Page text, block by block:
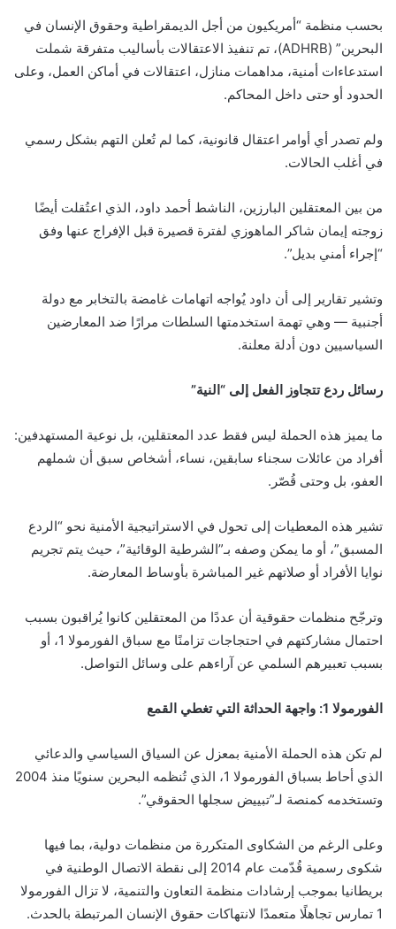
بحسب منظمة “أمريكيون من أجل الديمقراطية وحقوق الإنسان في
البحرين” (ADHRB)، تم تنفيذ الاعتقالات بأساليب متفرقة شملت
استدعاءات أمنية، مداهمات منازل، اعتقالات في أماكن العمل، وعلى
الحدود أو حتى داخل المحاكم.
ولم تصدر أي أوامر اعتقال قانونية، كما لم تُعلن التهم بشكل رسمي
في أغلب الحالات.
من بين المعتقلين البارزين، الناشط أحمد داود، الذي اعتُقلت أيضًا
زوجته إيمان شاكر الماهوزي لفترة قصيرة قبل الإفراج عنها وفق
“إجراء أمني بديل”.
وتشير تقارير إلى أن داود يُواجه اتهامات غامضة بالتخابر مع دولة
أجنبية — وهي تهمة استخدمتها السلطات مرارًا ضد المعارضين
السياسيين دون أدلة معلنة.
رسائل ردع تتجاوز الفعل إلى “النية”
ما يميز هذه الحملة ليس فقط عدد المعتقلين، بل نوعية المستهدفين:
أفراد من عائلات سجناء سابقين، نساء، أشخاص سبق أن شملهم
العفو، بل وحتى قُصّر.
تشير هذه المعطيات إلى تحول في الاستراتيجية الأمنية نحو “الردع
المسبق”، أو ما يمكن وصفه بـ”الشرطية الوقائية”، حيث يتم تجريم
نوايا الأفراد أو صلاتهم غير المباشرة بأوساط المعارضة.
وترجّح منظمات حقوقية أن عددًا من المعتقلين كانوا يُراقبون بسبب
احتمال مشاركتهم في احتجاجات تزامنًا مع سباق الفورمولا 1، أو
بسبب تعبيرهم السلمي عن آراءهم على وسائل التواصل.
الفورمولا 1: واجهة الحداثة التي تغطي القمع
لم تكن هذه الحملة الأمنية بمعزل عن السياق السياسي والدعائي
الذي أحاط بسباق الفورمولا 1، الذي تُنظمه البحرين سنويًا منذ 2004
وتستخدمه كمنصة لـ”تبييض سجلها الحقوقي”.
وعلى الرغم من الشكاوى المتكررة من منظمات دولية، بما فيها
شكوى رسمية قُدّمت عام 2014 إلى نقطة الاتصال الوطنية في
بريطانيا بموجب إرشادات منظمة التعاون والتنمية، لا تزال الفورمولا
1 تمارس تجاهلًا متعمدًا لانتهاكات حقوق الإنسان المرتبطة بالحدث.